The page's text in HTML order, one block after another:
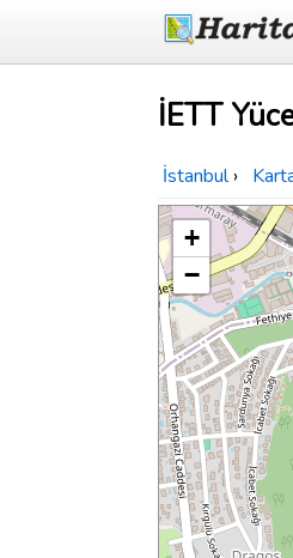
İETT
İstanbul ›
+
−